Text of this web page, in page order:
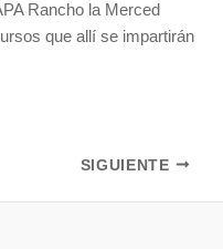
Rancho la Merced
que allí se impartirán
SIGUIENTE